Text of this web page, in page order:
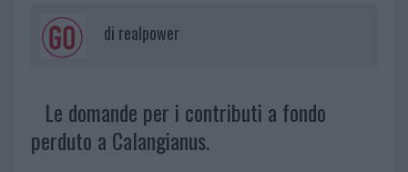
di realpower
Le domande per i contributi a fondo
perduto a Calangianus.